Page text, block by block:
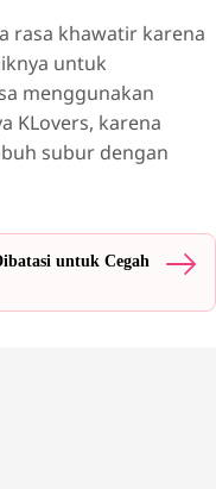
rasa khawatir karena
untuk
menggunakan
KLovers, karena
subur dengan
untuk Cegah